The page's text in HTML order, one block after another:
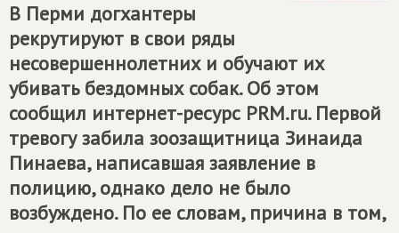
В Перми догхантеры
рекрутируют в свои ряды
несовершеннолетних и обучают их
убивать бездомных собак. Об этом
сообщил интернет-ресурс PRM.ru. Первой
тревогу забила зоозащитница Зинаида
Пинаева, написавшая заявление в
полицию, однако дело не было
возбуждено. По ее словам, причина в том,